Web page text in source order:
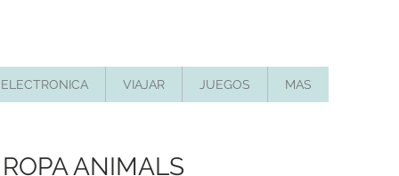
ELECTRONICA VIAJAR JUEGOS MAS
ANIMALS